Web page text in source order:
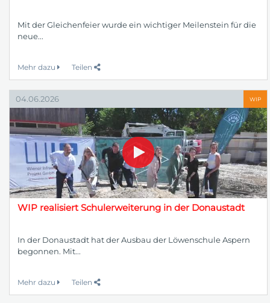
Mit der Gleichenfeier wurde ein wichtiger Meilenstein für die
neue...
Mehr dazu Teilen
04.06.2026 WIP
WIP realisiert Schulerweiterung in der Donaustadt
In der Donaustadt hat der Ausbau der Löwenschule Aspern
begonnen. Mit...
Mehr dazu Teilen